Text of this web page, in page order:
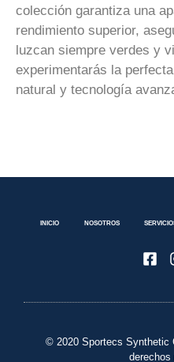
colección garantiza una
rendimiento superior,
luzcan siempre verdes y
experimentarás la
natural y tecnología
INICIO NOSOTROS
© 2020 Sportecs Synthetic
derechos